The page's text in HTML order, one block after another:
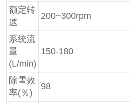
额定转
速
200~300rpm
系统流
量
(L/min)
150-180
除雪效
率(％)
98